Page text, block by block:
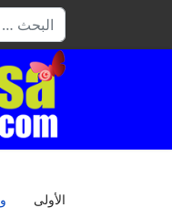
البحث
الأولى